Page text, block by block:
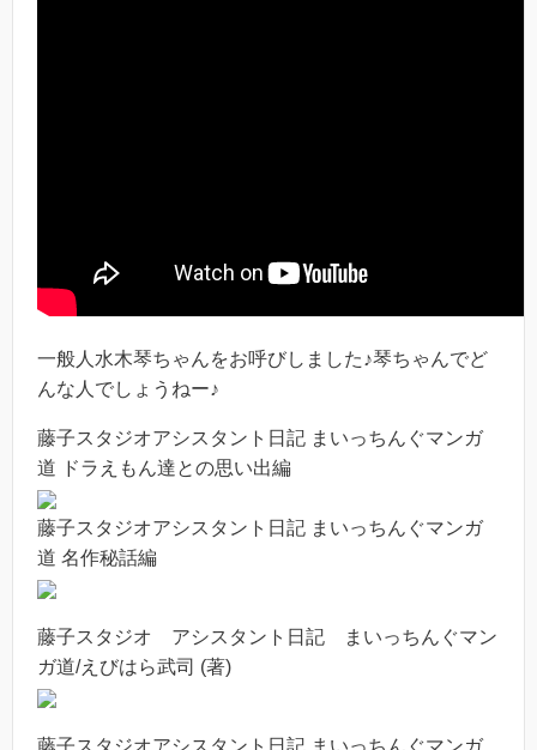
一般人水木琴ちゃんをお呼びしました♪琴ちゃんでど
んな人でしょうねー♪
藤子スタジオアシスタント日記 まいっちんぐマンガ
道 ドラえもん達との思い出編
藤子スタジオアシスタント日記 まいっちんぐマンガ
道 名作秘話編
藤子スタジオ アシスタント日記 まいっちんぐマン
ガ道/えびはら武司 (著)
藤子スタジオアシスタント日記 まいっちんぐマンガ